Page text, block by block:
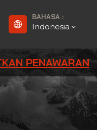
BAHASA :
Indonesia
PENAWARAN